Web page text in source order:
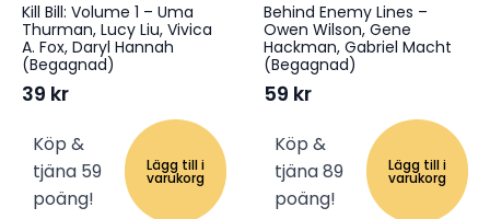
Kill Bill: Volume 1 – Uma
Thurman, Lucy Liu, Vivica
A. Fox, Daryl Hannah
(Begagnad)
39 kr
Köp &
tjäna 59
poäng!
Lägg till i
varukorg
Behind Enemy Lines –
Owen Wilson, Gene
Hackman, Gabriel Macht
(Begagnad)
59 kr
Köp &
tjäna 89
poäng!
Lägg till i
varukorg